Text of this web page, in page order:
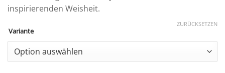
inspirierenden Weisheit.
Variante
ZURÜCKSETZEN